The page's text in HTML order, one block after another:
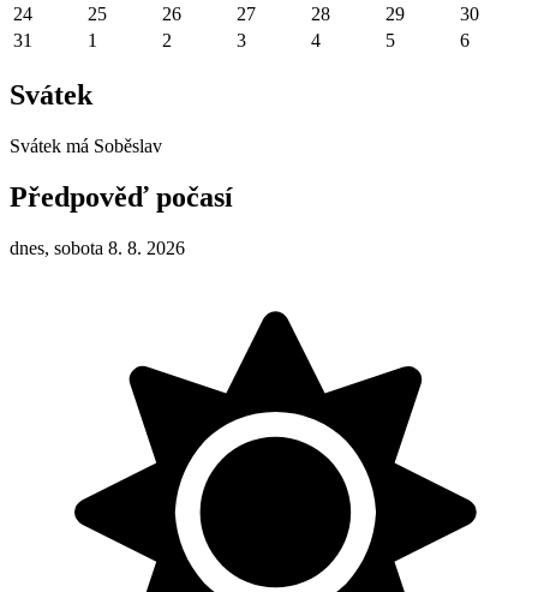
24 25 26 27 28 29
30
31
1 2 3 4 5 6
Svátek
Svátek má Soběslav
Předpověď počasí
dnes, sobota 8. 8. 2026